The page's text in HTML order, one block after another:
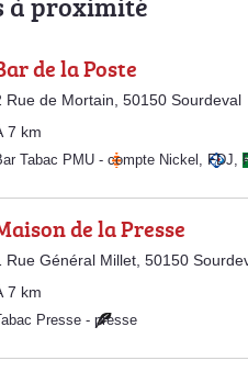
de la Poste
Rue de Mortain, 50150 Sourdeval
7 km
Tabac PMU - compte Nickel , FDJ,
de la Presse
Rue Général Millet, 50150
7 km
Tabac Presse - presse